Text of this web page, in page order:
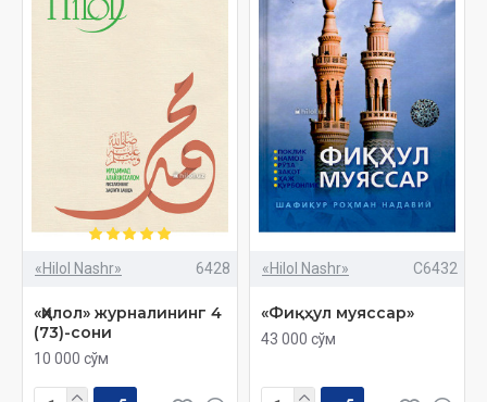
«Hilol Nashr» 6428
«Ҳилол» журналининг 4
(73)-сони
10 000 сўм
«Hilol Nashr» C6432
«Фиқҳул муяссар»
43 000 сўм